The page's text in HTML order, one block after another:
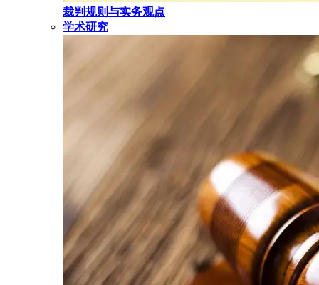
裁判规则与实务观点
学术研究